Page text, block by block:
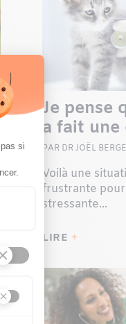
Je pense
a fait une
je faire?
PAR DR JOËL
Voilà une
frustrante
stressante...
LIRE